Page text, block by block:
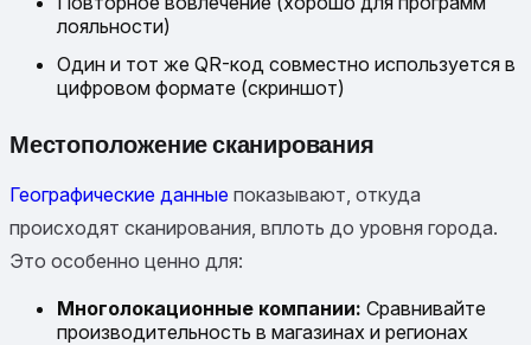
лояльности)
Один и тот же QR-код совместно используется в
цифровом формате (скриншот)
Местоположение сканирования
Географические данные показывают, откуда
происходят сканирования, вплоть до уровня города.
Это особенно ценно для:
Многолокационные компании: Сравнивайте
производительность в магазинах и регионах